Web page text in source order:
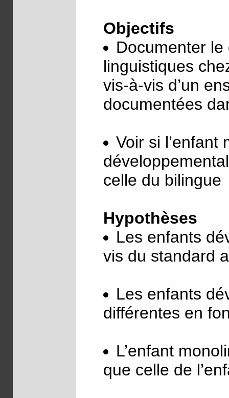
Objectifs
Documenter
linguistiques
vis-à-vis d’un
documentées
Voir si l’enfant
celle du bilingue
Hypothèses
Les enfants
vis du standard
Les enfants
différentes en
L’enfant
que celle de